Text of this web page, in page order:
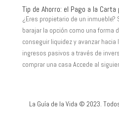
Tip de Ahorro: el Pago a la Carta
¿Eres propietario de un inmueble?
barajar la opción como una forma
conseguir liquidez y avanzar hacia
ingresos pasivos a través de
comprar una casa Accede al
La Guía de la Vida © 2023.